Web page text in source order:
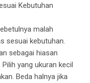
Kebutuhan
malah
sesuai kebutuhan.
sebagai hiasan
yang ukuran kecil
Beda halnya jika